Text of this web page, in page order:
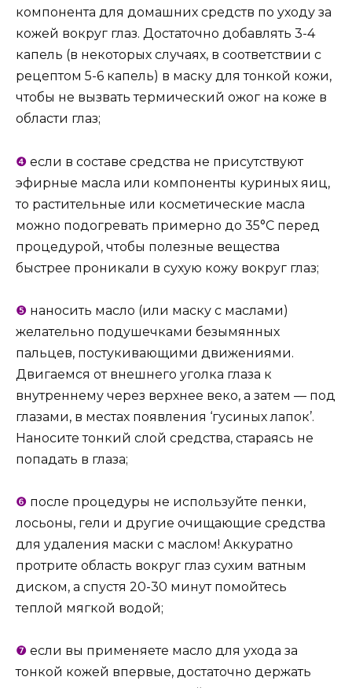
компонента для домашних средств по уходу за
кожей вокруг глаз. Достаточно добавлять 3-4
капель (в некоторых случаях, в соответствии с
рецептом 5-6 капель) в маску для тонкой кожи,
чтобы не вызвать термический ожог на коже в
области глаз;
❹ если в составе средства не присутствуют
эфирные масла или компоненты куриных яиц,
то растительные или косметические масла
можно подогревать примерно до 35°C перед
процедурой, чтобы полезные вещества
быстрее проникали в сухую кожу вокруг глаз;
❺ наносить масло (или маску с маслами)
желательно подушечками безымянных
пальцев, постукивающими движениями.
Двигаемся от внешнего уголка глаза к
внутреннему через верхнее веко, а затем — под
глазами, в местах появления ‘гусиных лапок’.
Наносите тонкий слой средства, стараясь не
попадать в глаза;
❻ после процедуры не используйте пенки,
лосьоны, гели и другие очищающие средства
для удаления маски с маслом! Аккуратно
протрите область вокруг глаз сухим ватным
диском, а спустя 20-30 минут помойтесь
теплой мягкой водой;
❼ если вы применяете масло для ухода за
тонкой кожей впервые, достаточно держать